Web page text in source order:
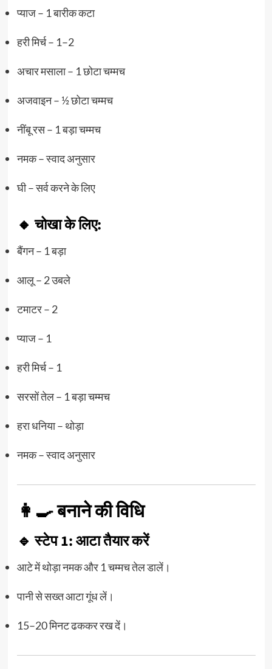
प्याज – 1 बारीक कटा
हरी मिर्च – 1–2
अचार मसाला – 1 छोटा चम्मच
अजवाइन – ½ छोटा चम्मच
नींबू रस – 1 बड़ा चम्मच
नमक – स्वाद अनुसार
घी – सर्व करने के लिए
🔸 चोखा के लिए:
बैंगन – 1 बड़ा
आलू – 2 उबले
टमाटर – 2
प्याज – 1
हरी मिर्च – 1
सरसों तेल – 1 बड़ा चम्मच
हरा धनिया – थोड़ा
नमक – स्वाद अनुसार
👩‍🍳 बनाने की विधि
🔹 स्टेप 1: आटा तैयार करें
आटे में थोड़ा नमक और 1 चम्मच तेल डालें।
पानी से सख्त आटा गूंध लें।
15–20 मिनट ढककर रख दें।